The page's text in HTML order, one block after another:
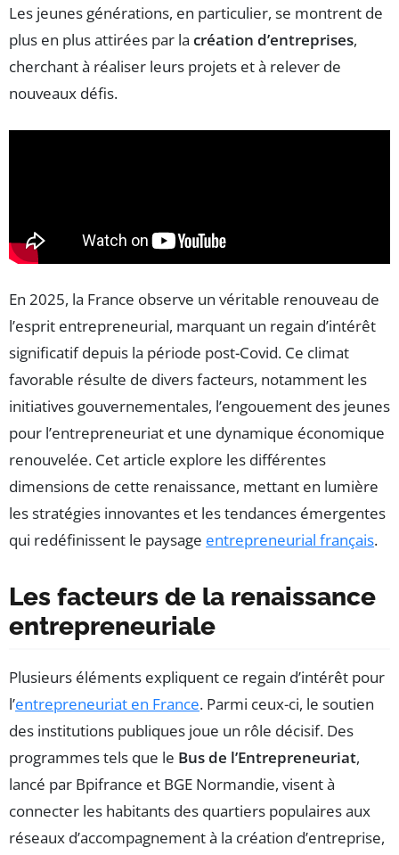
Les jeunes générations, en particulier, se montrent de
plus en plus attirées par la création d’entreprises,
cherchant à réaliser leurs projets et à relever de
nouveaux défis.
En 2025, la France observe un véritable renouveau de
l’esprit entrepreneurial, marquant un regain d’intérêt
significatif depuis la période post-Covid. Ce climat
favorable résulte de divers facteurs, notamment les
initiatives gouvernementales, l’engouement des jeunes
pour l’entrepreneuriat et une dynamique économique
renouvelée. Cet article explore les différentes
dimensions de cette renaissance, mettant en lumière
les stratégies innovantes et les tendances émergentes
qui redéfinissent le paysage entrepreneurial français.
Les facteurs de la renaissance
entrepreneuriale
Plusieurs éléments expliquent ce regain d’intérêt pour
l’entrepreneuriat en France. Parmi ceux-ci, le soutien
des institutions publiques joue un rôle décisif. Des
programmes tels que le Bus de l’Entrepreneuriat,
lancé par Bpifrance et BGE Normandie, visent à
connecter les habitants des quartiers populaires aux
réseaux d’accompagnement à la création d’entreprise,